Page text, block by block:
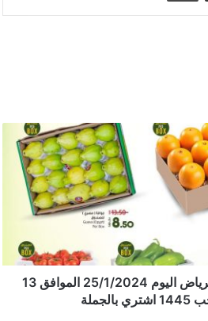
عروض لولو الرياض اليوم 25/1/2024 الموافق 13
بالجملة